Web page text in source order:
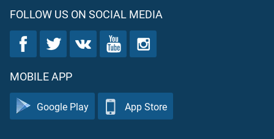
FOLLOW US ON SOCIAL MEDIA
MOBILE APP
Google Play App Store